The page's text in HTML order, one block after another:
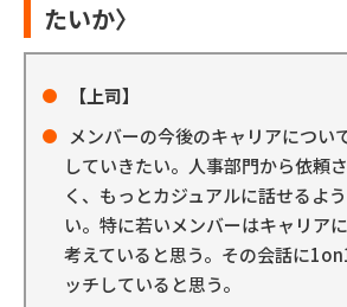
たいか〉
【上司】
メンバーの今後のキャリアについ
していきたい。人事部門から依頼
く、もっとカジュアルに話せるよ
い。特に若いメンバーはキャリア
考えていると思う。その会話に
ッチしていると思う。